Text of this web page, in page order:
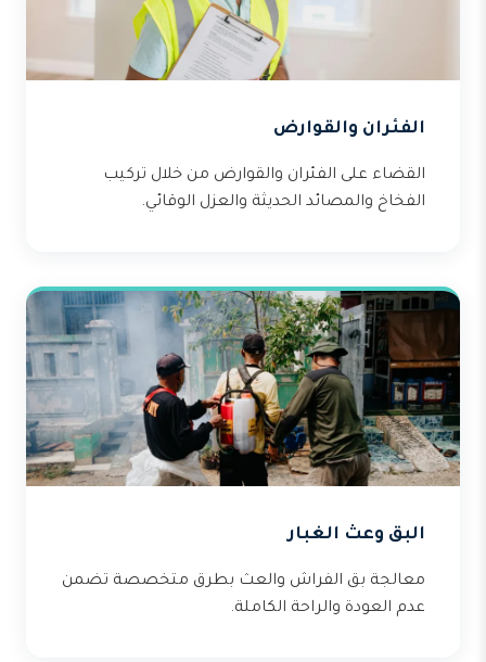
الفئران والقوارض
القضاء على الفئران والقوارض من خلال تركيب
الفخاخ والمصائد الحديثة والعزل الوقائي.
البق وعث الغبار
معالجة بق الفراش والعث بطرق متخصصة تضمن
عدم العودة والراحة الكاملة.